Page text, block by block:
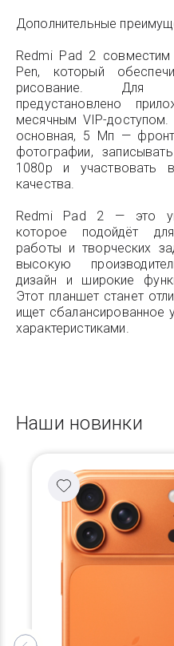
Дополнительные
Redmi Pad 2
Pen, который
рисование. Для
предустановлено
месячным VIP-
основная, 5 Мп —
фотографии,
1080p и участвовать
качества.
Redmi Pad 2 — это
которое подойдёт
работы и творческих
высокую
дизайн и широкие
Этот планшет станет
ищет сбалансированное
характеристиками.
Наши новинки